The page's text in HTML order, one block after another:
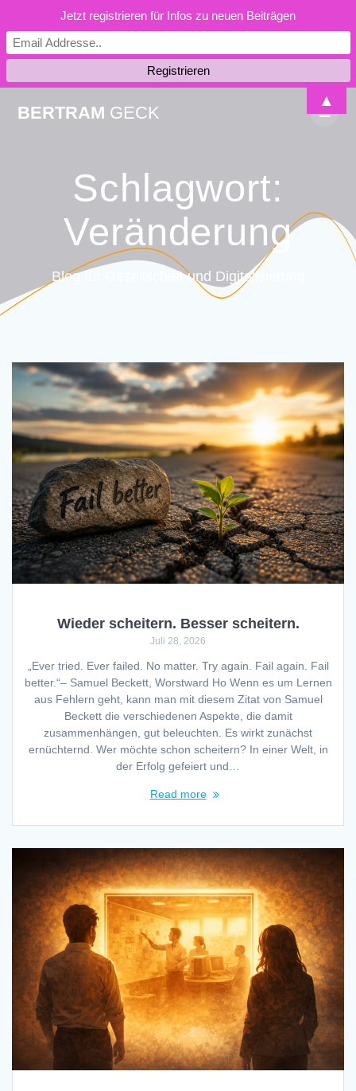
BERTRAM GECK
Schlagwort:
Veränderung
Blog für Gesellschaft und Digitalisierung
Wieder scheitern. Besser scheitern.
Juli 28, 2026
„Ever tried. Ever failed. No matter. Try again. Fail again. Fail
better.“– Samuel Beckett, Worstward Ho Wenn es um Lernen
aus Fehlern geht, kann man mit diesem Zitat von Samuel
Beckett die verschiedenen Aspekte, die damit
zusammenhängen, gut beleuchten. Es wirkt zunächst
ernüchternd. Wer möchte schon scheitern? In einer Welt, in
der Erfolg gefeiert und…
Read more
Jetzt registrieren für Infos zu neuen Beiträgen
▲